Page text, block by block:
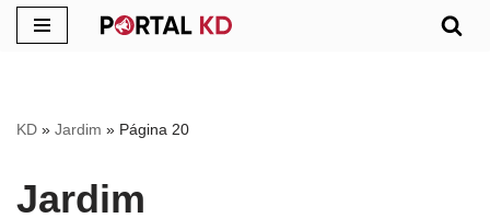
conteúdo
KD » Jardim » Página 20
Jardim